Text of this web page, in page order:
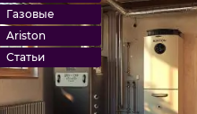
Газовые
Ariston
Статьи